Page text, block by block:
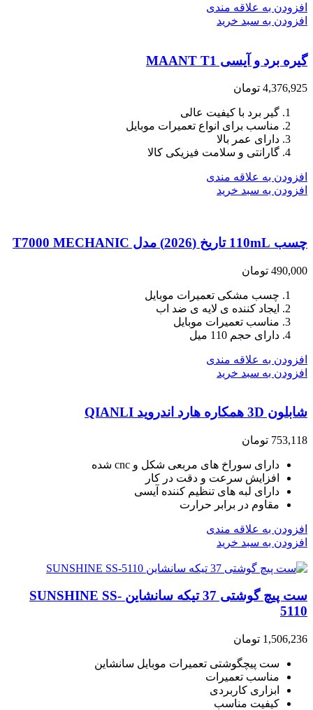
افزودن به علاقه مندی
افزودن به سبد خرید
گیره برد و آیسی MAANT T1
4,376,925 تومان
گیر برد با کیفیت عالی
مناسب برای انواع تعمیرات موبایل
دارای عمر بالا
گارانتی و سلامت فیزیکی کالا
افزودن به علاقه مندی
افزودن به سبد خرید
چسب 110mL تاریخ (2026) مدل T7000 MECHANIC
490,000 تومان
چسب مشکی تعمیرات موبایل
ایجاد کننده ی لایه ی ضد اب
مناسب تعمیرات موبایل
دارای حجم 110 میل
افزودن به علاقه مندی
افزودن به سبد خرید
شابلون 3D همکاره هارد اندروید QIANLI
753,118 تومان
دارای سوراخ های مربعی شکل و cnc شده
افزایش سرعت و دقت در کار
دارای لبه های تنظیم کننده آیسی
مقاوم در برابر حرارت
افزودن به علاقه مندی
افزودن به سبد خرید
ست پیچ گوشتی 37 تیکه سانشاین SUNSHINE SS-
5110
1,506,236 تومان
ست پیچگوشتی تعمیرات موبایل سانشاین
مناسب تعمیرات
ابزاری کاربردی
کیفیت مناسب